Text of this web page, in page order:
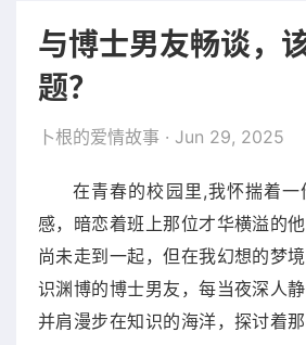
与博士男友畅谈，
题？
卜根的爱情故事 · Jun 29, 2025
在青春的校园里,我怀揣着
感，暗恋着班上那位才华横溢的
尚未走到一起，但在我幻想的梦
识渊博的博士男友，每当夜深人
并肩漫步在知识的海洋，探讨着